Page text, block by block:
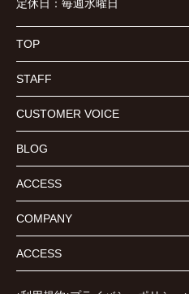
定休日： 毎週水曜日
TOP
STAFF
CUSTOMER VOICE
BLOG
ACCESS
COMPANY
ACCESS